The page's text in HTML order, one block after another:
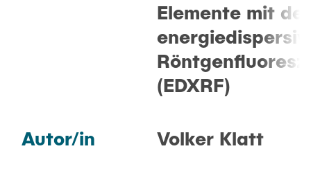
Elemente mit der
(EDXRF)
Autor/in Volker Klatt